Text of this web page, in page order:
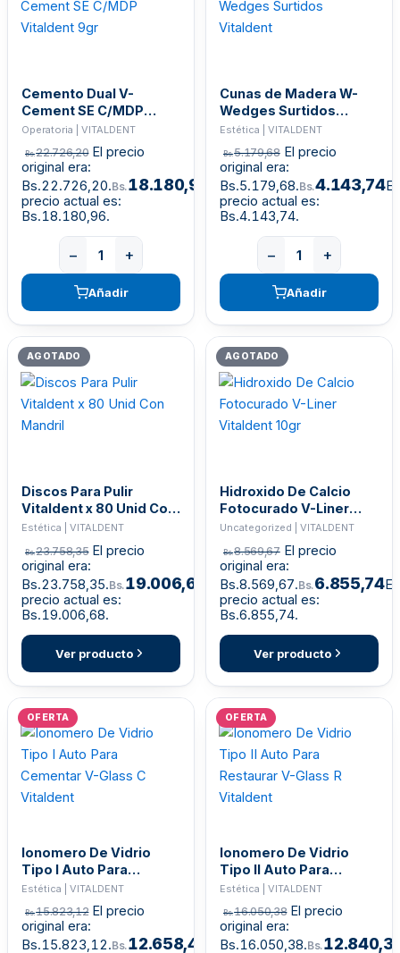
Cemento Dual V-
Cement SE C/MDP
Vitaldent 9gr
Operatoria | VITALDENT
Bs.22.726,20 El precio
original era:
Bs.22.726,20.Bs.18.180,96
precio actual es:
Bs.18.180,96.
− +
Añadir
Cunas de Madera W-
Wedges Surtidos
Vitaldent
Estética | VITALDENT
Bs.5.179,68 El precio
original era:
Bs.5.179,68.Bs.4.143,74El
precio actual es:
Bs.4.143,74.
− +
Añadir
AGOTADO
Discos Para Pulir
Vitaldent x 80 Unid Con
Mandril
Estética | VITALDENT
Bs.23.758,35 El precio
original era:
Bs.23.758,35.Bs.19.006,68
precio actual es:
Bs.19.006,68.
Ver producto
AGOTADO
Hidroxido De Calcio
Fotocurado V-Liner
Vitaldent 10gr
Uncategorized | VITALDENT
Bs.8.569,67 El precio
original era:
Bs.8.569,67.Bs.6.855,74El
precio actual es:
Bs.6.855,74.
Ver producto
OFERTA
Ionomero De Vidrio
Tipo I Auto Para
Cementar V-Glass C
Estética | VITALDENT
Bs.15.823,12 El precio
original era:
Bs.15.823,12.Bs.12.658,49
OFERTA
Ionomero De Vidrio
Tipo II Auto Para
Restaurar V-Glass R
Estética | VITALDENT
Bs.16.050,38 El precio
original era:
Bs.16.050,38.Bs.